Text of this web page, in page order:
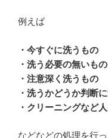
例えば
・今すぐに洗うもの
・洗う必要の無いもの
・注意深く洗うもの
・洗うかどうか判断
・クリーニングなど
などなどの処理を行